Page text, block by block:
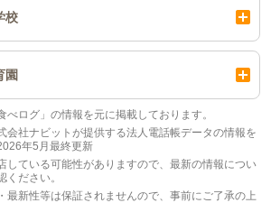
校
園
ログ」の情報を元に掲載しております。
社ナビットが提供する法人電話帳データの情報を
年5月最終更新
ている可能性がありますので、最新の情報につい
ださい。
新性等は保証されませんので、事前にご了承の上